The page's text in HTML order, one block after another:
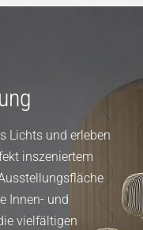
Lichts und erleben
inszeniertem
Innen- und
vielfältigen